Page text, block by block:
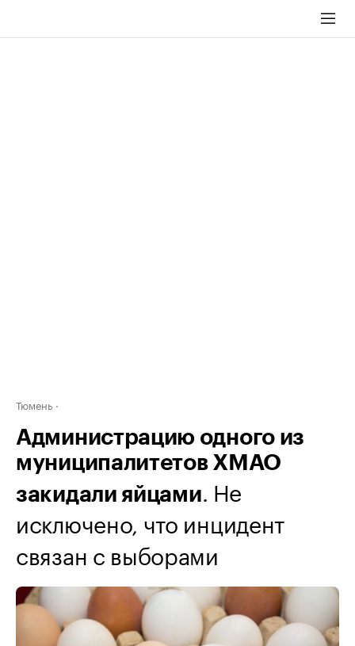
Тюмень
Администрацию одного из
муниципалитетов ХМАО
закидали яйцами. Не
исключено, что инцидент
связан с выборами